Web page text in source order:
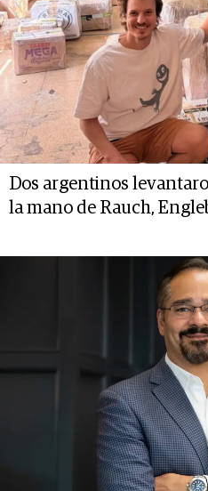
Dos argentinos
la mano de Rauch,